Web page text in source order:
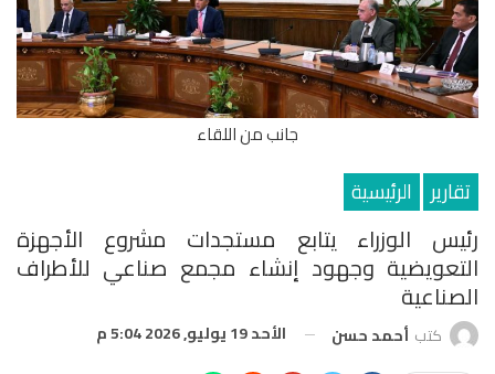
جانب من اللقاء
تقارير الرئيسية
رئيس الوزراء يتابع مستجدات مشروع الأجهزة
التعويضية وجهود إنشاء مجمع صناعي للأطراف
الصناعية
كتب أحمد حسن الأحد 19 يوليو, 2026 5:04 م